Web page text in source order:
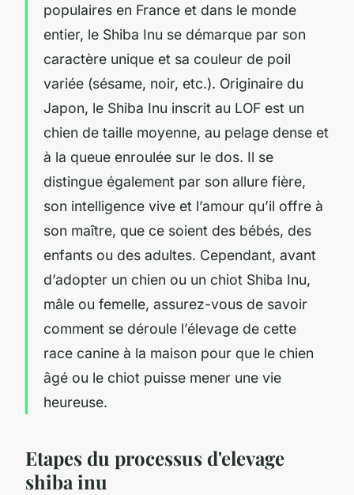
populaires en France et dans le monde
entier, le Shiba Inu se démarque par son
caractère unique et sa couleur de poil
variée (sésame, noir, etc.). Originaire du
Japon, le Shiba Inu inscrit au LOF est un
chien de taille moyenne, au pelage dense et
à la queue enroulée sur le dos. Il se
distingue également par son allure fière,
son intelligence vive et l’amour qu’il offre à
son maître, que ce soient des bébés, des
enfants ou des adultes. Cependant, avant
d’adopter un chien ou un chiot Shiba Inu,
mâle ou femelle, assurez-vous de savoir
comment se déroule l’élevage de cette
race canine à la maison pour que le chien
âgé ou le chiot puisse mener une vie
heureuse.
Etapes du processus d'elevage
shiba inu